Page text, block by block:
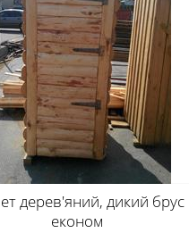
дерев'яний, дикий брус
економ